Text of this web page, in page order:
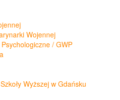
Wojennej
/ GWP
Wyższej w Gdańsku